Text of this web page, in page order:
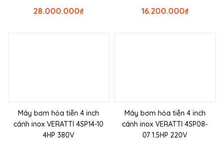
₫
28.000.000 ₫
16.200.000
Máy bơm hỏa tiễn 4 inch
cánh inox VERATTI 4SP14-10
4HP 380V
Máy bơm hỏa tiễn 4 inch
cánh inox VERATTI 4SP08-
07 1.5HP 220V